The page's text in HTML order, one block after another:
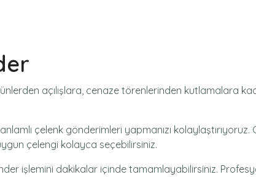
açılışlara, cenaze törenlerinden kutlamalara
çelenk gönderimleri yapmanızı kolaylaştırıyoruz.
çelengi kolayca seçebilirsiniz.
işlemini dakikalar içinde tamamlayabilirsiniz.